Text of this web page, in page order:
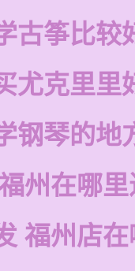
古筝比较
尤克里里
钢琴的地
州在哪
福州店